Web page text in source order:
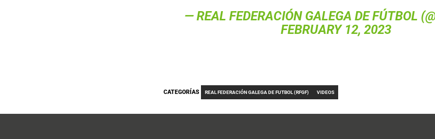
— REAL FEDERACIÓN GALEGA DE FÚTBOL
FEBRUARY 12, 2023
CATEGORÍAS REAL FEDERACIÓN GALEGA DE FUTBOL (RFGF) VIDEOS